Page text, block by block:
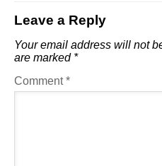
Leave a Reply
Your email address will not
are marked *
Comment*